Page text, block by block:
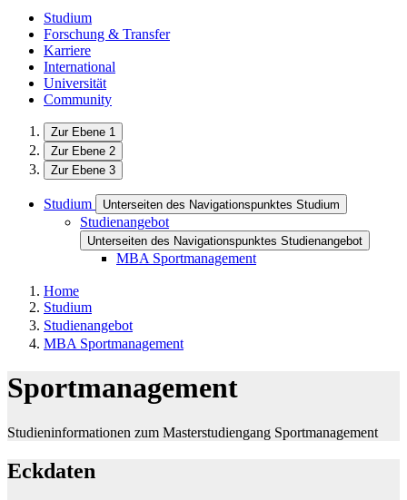
Studium
Forschung & Transfer
Karriere
International
Universität
Community
Zur Ebene 1
Zur Ebene 2
Zur Ebene 3
Studium Unterseiten des Navigationspunktes Studium
Studienangebot
Unterseiten des Navigationspunktes Studienangebot
MBA Sportmanagement
Home
Studium
Studienangebot
MBA Sportmanagement
Sportmanagement
Studieninformationen zum Masterstudiengang Sportmanagement
Eckdaten